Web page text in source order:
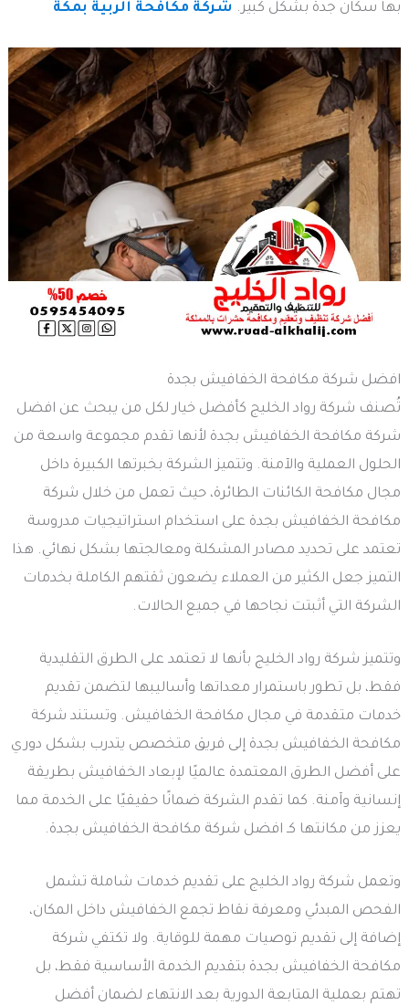
بها سكان جدة بشكل كبير. شركة مكافحة الربية بمكة
افضل شركة مكافحة الخفافيش بجدة
تُصنف شركة رواد الخليج كأفضل خيار لكل من يبحث عن افضل
شركة مكافحة الخفافيش بجدة لأنها تقدم مجموعة واسعة من
الحلول العملية والآمنة. وتتميز الشركة بخبرتها الكبيرة داخل
مجال مكافحة الكائنات الطائرة، حيث تعمل من خلال شركة
مكافحة الخفافيش بجدة على استخدام استراتيجيات مدروسة
تعتمد على تحديد مصادر المشكلة ومعالجتها بشكل نهائي. هذا
التميز جعل الكثير من العملاء يضعون ثقتهم الكاملة بخدمات
الشركة التي أثبتت نجاحها في جميع الحالات.
وتتميز شركة رواد الخليج بأنها لا تعتمد على الطرق التقليدية
فقط، بل تطور باستمرار معداتها وأساليبها لتضمن تقديم
خدمات متقدمة في مجال مكافحة الخفافيش. وتستند شركة
مكافحة الخفافيش بجدة إلى فريق متخصص يتدرب بشكل دوري
على أفضل الطرق المعتمدة عالميًا لإبعاد الخفافيش بطريقة
إنسانية وآمنة. كما تقدم الشركة ضمانًا حقيقيًا على الخدمة مما
يعزز من مكانتها كـ افضل شركة مكافحة الخفافيش بجدة.
وتعمل شركة رواد الخليج على تقديم خدمات شاملة تشمل
الفحص المبدئي ومعرفة نقاط تجمع الخفافيش داخل المكان،
إضافة إلى تقديم توصيات مهمة للوقاية. ولا تكتفي شركة
مكافحة الخفافيش بجدة بتقديم الخدمة الأساسية فقط، بل
تهتم بعملية المتابعة الدورية بعد الانتهاء لضمان أفضل